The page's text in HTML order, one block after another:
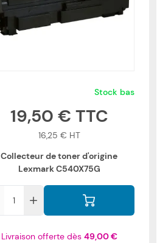
Stock bas
19,50 €
16,25 €
Collecteur de toner d'origine
Lexmark C540X75G
Livraison offerte dès 49,00 €